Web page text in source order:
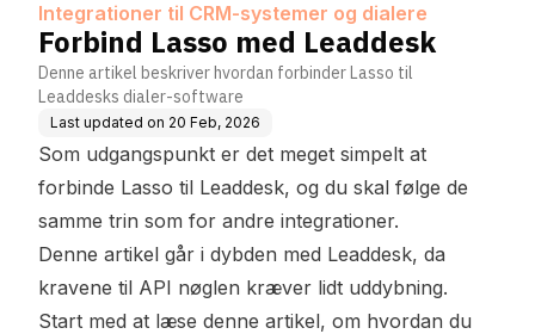
Integrationer til CRM-systemer og dialere
Forbind Lasso med Leaddesk
Denne artikel beskriver hvordan forbinder Lasso til
Leaddesks dialer-software
Last updated on 20 Feb, 2026
Som udgangspunkt er det meget simpelt at
forbinde Lasso til Leaddesk, og du skal følge de
samme trin som for andre integrationer.
Denne artikel går i dybden med Leaddesk, da
kravene til API nøglen kræver lidt uddybning.
Start med at læse denne artikel, om hvordan du